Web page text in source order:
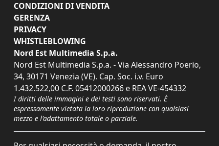
CONDIZIONI DI VENDITA
GERENZA
PRIVACY
WHISTLEBLOWING
Nord Est Multimedia S.p.a.
Nord Est Multimedia S.p.a. - Via Alessandro Poerio,
34, 30171 Venezia (VE). Cap. Soc. i.v. Euro
1.432.522,00 C.F. 05412000266 e REA VE-454332
I diritti delle immagini e dei testi sono riservati. È
espressamente vietata la loro riproduzione con qualsiasi
mezzo e l'adattamento totale o parziale.